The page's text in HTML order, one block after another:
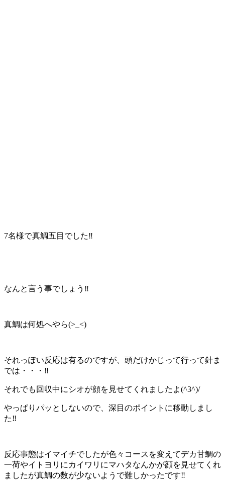
7名様で真鯛五目でした‼️
なんと言う事でしょう‼️
真鯛は何処へやら(>_<)
それっぽい反応は有るのですが、頭だけかじって行って針ま
では・・・‼️
それでも回収中にシオが顔を見せてくれましたよ(^3^)/
やっぱりパッとしないので、深目のポイントに移動しまし
た‼️
反応事態はイマイチでしたが色々コースを変えてデカ甘鯛の
一荷やイトヨリにカイワリにマハタなんかが顔を見せてくれ
ましたが真鯛の数が少ないようで難しかったです‼️